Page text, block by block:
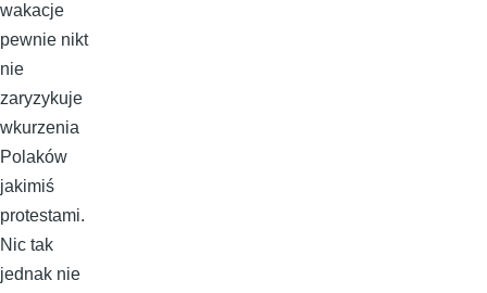
wakacje
pewnie nikt
nie
zaryzykuje
wkurzenia
Polaków
jakimiś
protestami.
Nic tak
jednak nie